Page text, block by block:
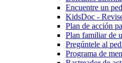
Encuentre un
KidsDoc -
Plan de acción
Plan familiar de
Pregúntele al
Programa de